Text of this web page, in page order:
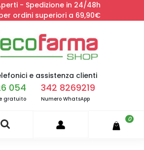
- Spedizione in 24/48h
ordini superiori a 69,90€
e assistenza clienti
054
gratuito
342 8269219
Numero WhatsApp
0